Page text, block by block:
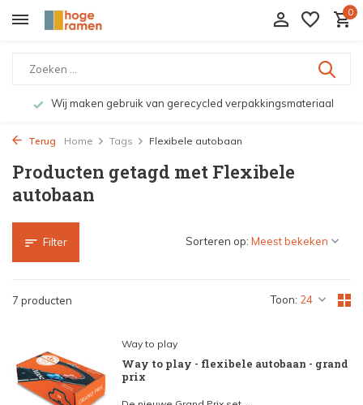
0
Wij maken gebruik van gerecycled verpakkingsmateriaal
Terug Home Tags Flexibele autobaan
Producten getagd met Flexibele
autobaan
Filter
7 producten Toon:
Sorteren op:
Way to play
Way to play - flexibele autobaan - grand
prix